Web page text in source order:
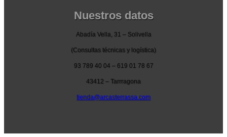
Nuestros datos
Abadía Vella, 31 – Solivella
(Consultas técnicas y logística)
93 789 40 04 – 619 01 78 67
43412 – Tarrragona
tienda@arcasterrassa.com